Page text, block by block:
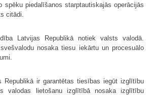
spēku piedalīšanos starptautiskajās operācijās
citādi.
Latvijas Republikā notiek valsts valodā.
nosaka tiesu iekārtu un procesuālo
Republikā ir garantētas tiesības iegūt izglītību
valodas lietošanu izglītībā nosaka izglītību